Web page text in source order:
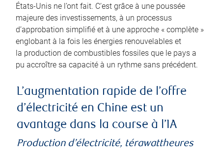
États-Unis ne l’ont fait. C’est grâce à une poussée
majeure des investissements, à un processus
d’approbation simplifié et à une approche « complète »
englobant à la fois les énergies renouvelables et
la production de combustibles fossiles que le pays a
pu accroître sa capacité à un rythme sans précédent.
L’augmentation rapide de l’offre
d’électricité en Chine est un
avantage dans la course à l’IA
Production d’électricité, térawattheures